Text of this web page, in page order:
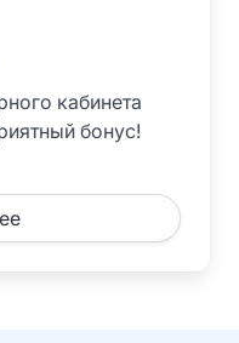
кабинета
бонус!